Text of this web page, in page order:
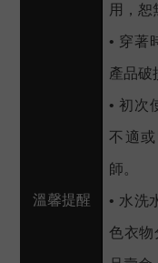
溫馨提醒
用，恕
• 穿著
產品破
• 初次
不適
師。
• 水洗
色衣物